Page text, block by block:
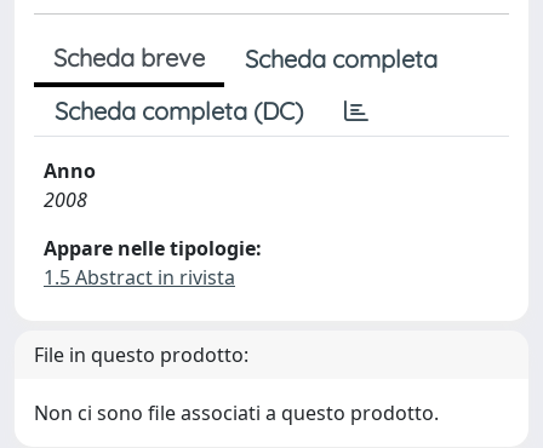
Scheda breve
Scheda completa
Scheda completa (DC)
Anno
2008
Appare nelle tipologie:
1.5 Abstract in rivista
File in questo prodotto:
Non ci sono file associati a questo prodotto.